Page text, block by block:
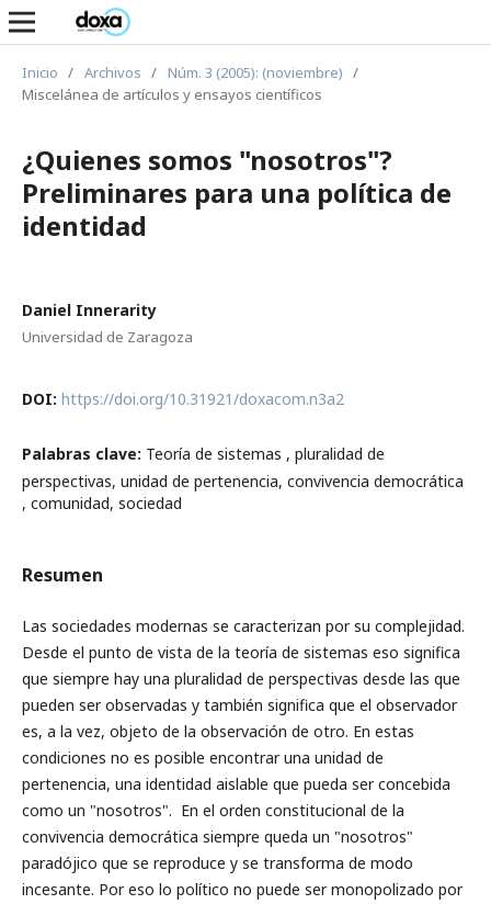
Inicio / Archivos / Núm. 3 (2005): (noviembre) /
Miscelánea de artículos y ensayos científicos
¿Quienes somos "nosotros"?
Preliminares para una política de
identidad
Daniel Innerarity
Universidad de Zaragoza
DOI: https://doi.org/10.31921/doxacom.n3a2
Palabras clave: Teoría de sistemas , pluralidad de
perspectivas, unidad de pertenencia, convivencia democrática
, comunidad, sociedad
Resumen
Las sociedades modernas se caracterizan por su complejidad.
Desde el punto de vista de la teoría de sistemas eso significa
que siempre hay una pluralidad de perspectivas desde las que
pueden ser observadas y también significa que el observador
es, a la vez, objeto de la observación de otro. En estas
condiciones no es posible encontrar una unidad de
pertenencia, una identidad aislable que pueda ser concebida
como un "nosotros". En el orden constitucional de la
convivencia democrática siempre queda un "nosotros"
paradójico que se reproduce y se transforma de modo
incesante. Por eso lo político no puede ser monopolizado por